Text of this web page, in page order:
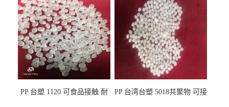
PP 台塑 1120 可食品接触 耐
PP 台湾台塑 5018共聚物 可接